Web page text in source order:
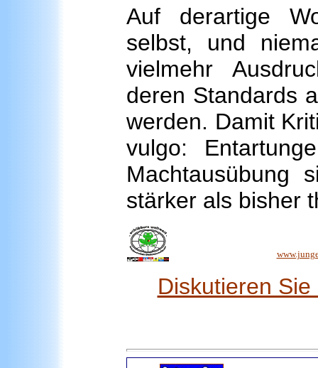
Auf derartige
selbst, und
vielmehr
deren Standards
werden. Damit
vulgo:
Machtausübung
stärker als bisher
Diskutieren